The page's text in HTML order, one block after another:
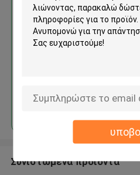
διπλό
στεγνού
Να συνεχίσει
Συνιστώμενα προϊόντα